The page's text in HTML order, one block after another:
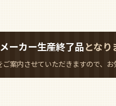
メーカー生産終了品となり
案内させていただきますので、